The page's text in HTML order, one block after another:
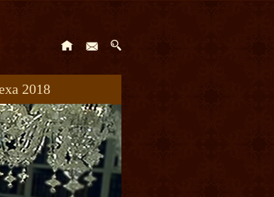
2018